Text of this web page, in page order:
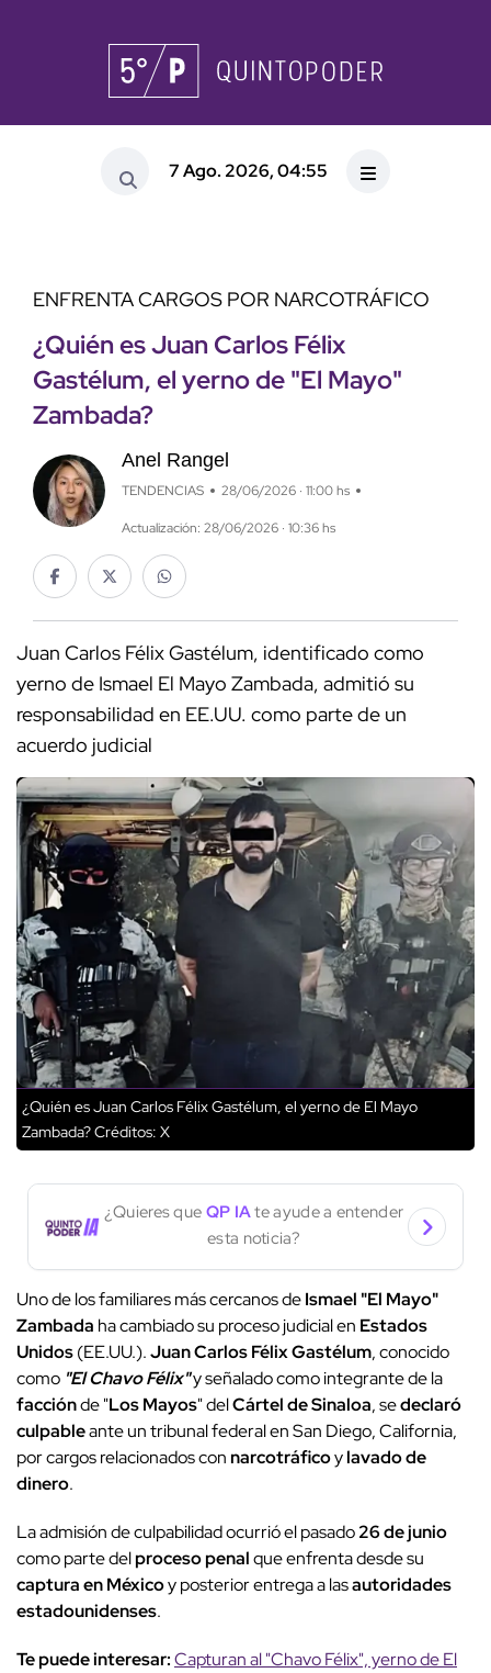
7 Ago. 2026, 04:55
ENFRENTA CARGOS POR NARCOTRÁFICO
¿Quién es Juan Carlos Félix
Gastélum, el yerno de "El Mayo"
Zambada?
Anel Rangel
TENDENCIAS 28/06/2026 · 11:00 hs
Actualización: 28/06/2026 · 10:36 hs
Juan Carlos Félix Gastélum, identificado como
yerno de Ismael El Mayo Zambada, admitió su
responsabilidad en EE.UU. como parte de un
acuerdo judicial
¿Quién es Juan Carlos Félix Gastélum, el yerno de El Mayo
Zambada?Créditos: X
¿Quieres que QP IAte ayude a entender
esta noticia?
Uno de los familiares más cercanos deIsmael "El Mayo"
Zambada ha cambiado su proceso judicial en Estados
Unidos(EE.UU.).Juan Carlos Félix Gastélum, conocido
como "El Chavo Félix"y señalado como integrante de la
facciónde "Los Mayos" delCártel de Sinaloa, sedeclaró
culpableante un tribunal federal en San Diego, California,
por cargos relacionados connarcotráficoylavado de
dinero.
La admisión de culpabilidad ocurrió el pasado26 de junio
como parte delproceso penalque enfrenta desde su
captura en Méxicoy posterior entrega a lasautoridades
estadounidenses.
Te puede interesar:Capturan al "Chavo Félix", yerno de El